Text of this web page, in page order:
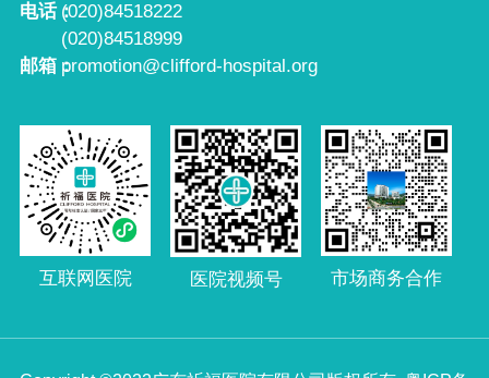
电话：(020)84518222
(020)84518999
邮箱：promotion@clifford-hospital.org
互联网医院 医院视频号 市场商务合作